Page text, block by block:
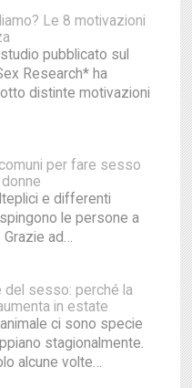
Le 8 motivazioni
pubblicato sul
Research* ha
distinte motivazioni
comuni per fare sesso
e differenti
le persone a
ad…
del sesso: perché la
in estate
ci sono specie
stagionalmente.
alcune volte…